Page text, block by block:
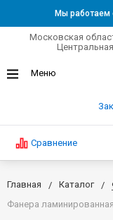
Мы работаем
Московская
Сравнение
Главная Каталог
Фанера